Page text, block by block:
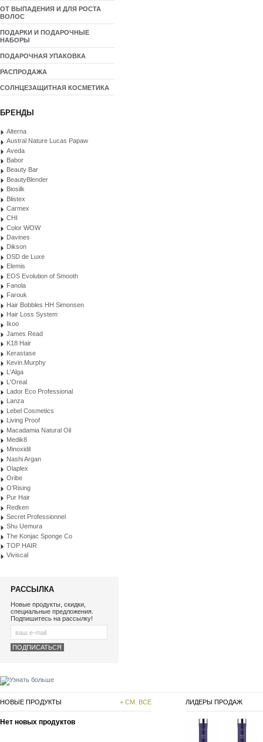
ОТ ВЫПАДЕНИЯ И ДЛЯ РОСТА
ВОЛОС
ПОДАРКИ И ПОДАРОЧНЫЕ
НАБОРЫ
ПОДАРОЧНАЯ УПАКОВКА
РАСПРОДАЖА
СОЛНЦЕЗАЩИТНАЯ КОСМЕТИКА
БРЕНДЫ
Alterna
Austral Nature Lucas Papaw
Aveda
Babor
Beauty Bar
BeautyBlender
Biosilk
Blistex
Carmex
CHI
Color WOW
Davines
Dikson
DSD de Luxe
Elemis
EOS Evolution of Smooth
Fanola
Farouk
Hair Bobbles HH Simonsen
Hair Loss System
Ikoo
James Read
K18 Hair
Kerastase
Kevin.Murphy
L'Alga
L'Oreal
Lador Eco Professional
Lanza
Lebel Cosmetics
Living Proof
Macadamia Natural Oil
Medik8
Minoxidil
Nashi Argan
Olaplex
Oribe
O’Rising
Pur Hair
Redken
Secret Professionnel
Shu Uemura
The Konjac Sponge Co
TOP HAIR
Viviscal
РАССЫЛКА
Новые продукты, скидки,
специальные предложения.
Подпишитесь на рассылку!
НОВЫЕ ПРОДУКТЫ + СМ. ВСЕ
Нет новых продуктов
ЛИДЕРЫ ПРОДАЖ